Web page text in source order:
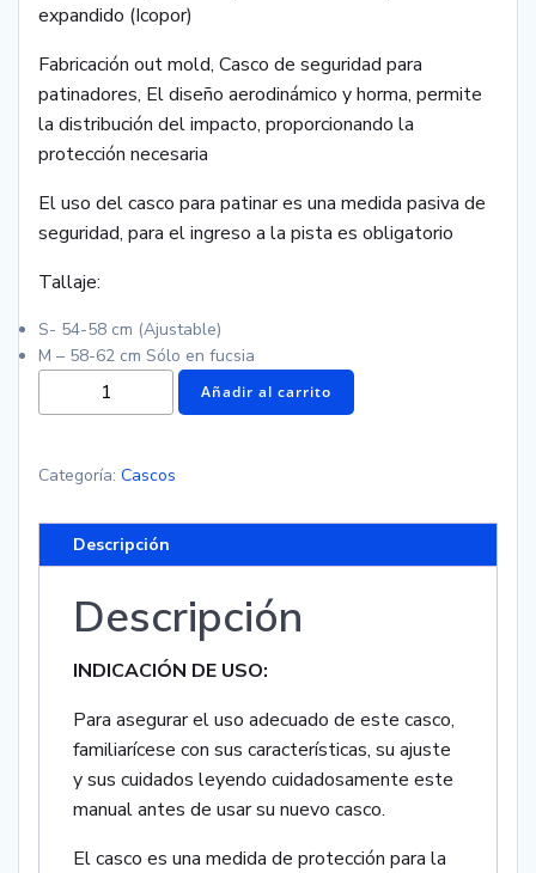
expandido (Icopor)
Fabricación out mold, Casco de seguridad para
patinadores, El diseño aerodinámico y horma, permite
la distribución del impacto, proporcionando la
protección necesaria
El uso del casco para patinar es una medida pasiva de
seguridad, para el ingreso a la pista es obligatorio
Tallaje:
S- 54-58 cm (Ajustable)
M – 58-62 cm Sólo en fucsia
Añadir al carrito
Categoría: Cascos
Descripción
Descripción
INDICACIÓN DE USO:
Para asegurar el uso adecuado de este casco,
familiarícese con sus características, su ajuste
y sus cuidados leyendo cuidadosamente este
manual antes de usar su nuevo casco.
El casco es una medida de protección para la